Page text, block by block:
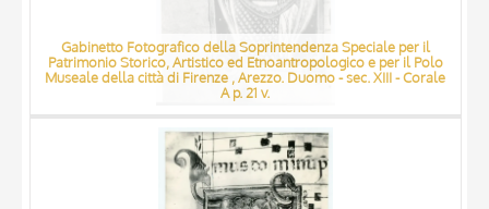
Gabinetto Fotografico della Soprintendenza Speciale per il
Patrimonio Storico, Artistico ed Etnoantropologico e per il Polo
Museale della città di Firenze , Arezzo. Duomo - sec. XIII - Corale
A p. 21 v.